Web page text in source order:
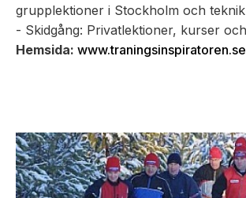
grupplektioner i Stockholm och
- Skidgång: Privatlektioner, kurser
Hemsida: www.traningsinspiratoren.se